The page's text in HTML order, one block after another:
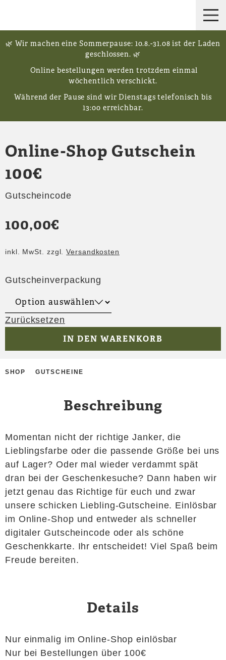
🌿 Wir machen eine Sommerpause: 10.8.-31.08 ist der Laden
geschlossen. 🌿
Online bestellungen werden trotzdem einmal
wöchentlich verschickt.
Während der Pause sind wir Dienstags telefonisch bis
13:00 erreichbar.
Online-Shop Gutschein
100€
Gutscheincode
100,00€
inkl. MwSt. zzgl.Versandkosten
Gutscheinverpackung
Zurücksetzen
IN DEN WARENKORB
SHOP GUTSCHEINE
Beschreibung
Momentan nicht der richtige Janker, die
Lieblingsfarbe oder die passende Größe bei uns
auf Lager? Oder mal wieder verdammt spät
dran bei der Geschenkesuche? Dann haben wir
jetzt genau das Richtige für euch und zwar
unsere schicken Liebling-Gutscheine. Einlösbar
im Online-Shop und entweder als schneller
digitaler Gutscheincode oder als schöne
Geschenkkarte. Ihr entscheidet! Viel Spaß beim
Freude bereiten.
Details
Nur einmalig im Online-Shop einlösbar
Nur bei Bestellungen über 100€